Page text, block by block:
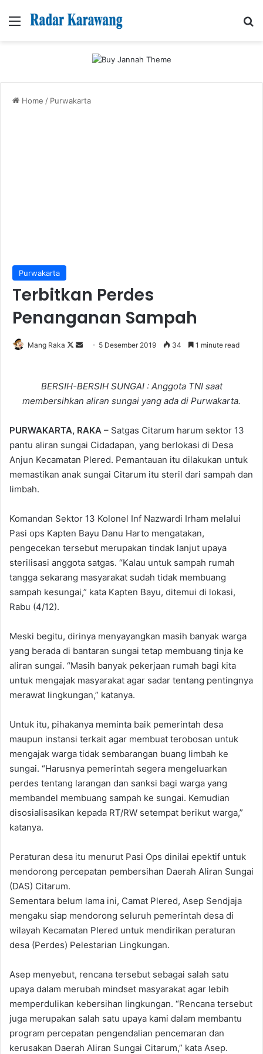
Menu
Home / Purwakarta
Purwakarta
Terbitkan Perdes
Penanganan Sampah
Mang Raka
Follow
Send 5 Desember 2019 34 1 minute read
BERSIH-BERSIH SUNGAI : Anggota TNI saat
membersihkan aliran sungai yang ada di Purwakarta.
PURWAKARTA, RAKA – Satgas Citarum harum sektor 13
pantu aliran sungai Cidadapan, yang berlokasi di Desa
Anjun Kecamatan Plered. Pemantauan itu dilakukan untuk
memastikan anak sungai Citarum itu steril dari sampah dan
limbah.
Komandan Sektor 13 Kolonel Inf Nazwardi Irham melalui
Pasi ops Kapten Bayu Danu Harto mengatakan,
pengecekan tersebut merupakan tindak lanjut upaya
sterilisasi anggota satgas. “Kalau untuk sampah rumah
tangga sekarang masyarakat sudah tidak membuang
sampah kesungai,” kata Kapten Bayu, ditemui di lokasi,
Rabu (4/12).
Meski begitu, dirinya menyayangkan masih banyak warga
yang berada di bantaran sungai tetap membuang tinja ke
aliran sungai. “Masih banyak pekerjaan rumah bagi kita
untuk mengajak masyarakat agar sadar tentang pentingnya
merawat lingkungan,” katanya.
Untuk itu, pihakanya meminta baik pemerintah desa
maupun instansi terkait agar membuat terobosan untuk
mengajak warga tidak sembarangan buang limbah ke
sungai. “Harusnya pemerintah segera mengeluarkan
perdes tentang larangan dan sanksi bagi warga yang
membandel membuang sampah ke sungai. Kemudian
disosialisasikan kepada RT/RW setempat berikut warga,”
katanya.
Peraturan desa itu menurut Pasi Ops dinilai epektif untuk
mendorong percepatan pembersihan Daerah Aliran Sungai
(DAS) Citarum.
Sementara belum lama ini, Camat Plered, Asep Sendjaja
mengaku siap mendorong seluruh pemerintah desa di
wilayah Kecamatan Plered untuk mendirikan peraturan
desa (Perdes) Pelestarian Lingkungan.
Asep menyebut, rencana tersebut sebagai salah satu
upaya dalam merubah mindset masyarakat agar lebih
memperdulikan kebersihan lingkungan. “Rencana tersebut
juga merupakan salah satu upaya kami dalam membantu
program percepatan pengendalian pencemaran dan
kerusakan Daerah Aliran Sungai Citarum,” kata Asep.